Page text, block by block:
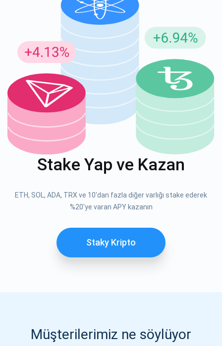
Stake Yap ve Kazan
ETH, SOL, ADA, TRX ve 10'dan fazla diğer varlığı stake ederek
%20'ye varan APY kazanın
Staky Kripto
Müşterilerimiz ne söylüyor
Atomic
1000.000
ABONE OL
support@atomicwallet.io
YouTube'umuza göz atın
Güncellemeler için Abone Ol
En son proje güncellemelerini ve kripto kılavuzlarını ilk alan
siz olun